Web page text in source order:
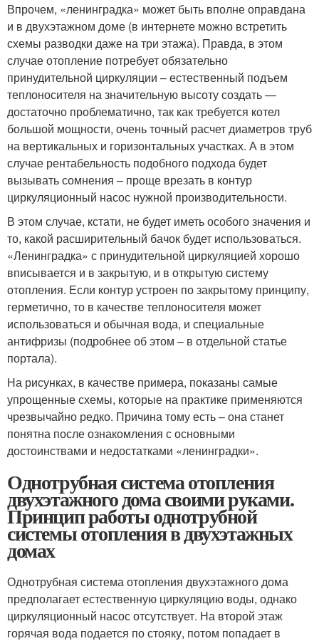
Впрочем, «ленинградка» может быть вполне оправдана
и в двухэтажном доме (в интернете можно встретить
схемы разводки даже на три этажа). Правда, в этом
случае отопление потребует обязательно
принудительной циркуляции – естественный подъем
теплоносителя на значительную высоту создать —
достаточно проблематично, так как требуется котел
большой мощности, очень точный расчет диаметров труб
на вертикальных и горизонтальных участках. А в этом
случае рентабельность подобного подхода будет
вызывать сомнения – проще врезать в контур
циркуляционный насос нужной производительности.
В этом случае, кстати, не будет иметь особого значения и
то, какой расширительный бачок будет использоваться.
«Ленинградка» с принудительной циркуляцией хорошо
вписывается и в закрытую, и в открытую систему
отопления. Если контур устроен по закрытому принципу,
герметично, то в качестве теплоносителя может
использоваться и обычная вода, и специальные
антифризы (подробнее об этом – в отдельной статье
портала).
На рисунках, в качестве примера, показаны самые
упрощенные схемы, которые на практике применяются
чрезвычайно редко. Причина тому есть – она станет
понятна после ознакомления с основными
достоинствами и недостатками «ленинградки».
Однотрубная система отопления
двухэтажного дома своими руками.
Принцип работы однотрубной
системы отопления в двухэтажных
домах
Однотрубная система отопления двухэтажного дома
предполагает естественную циркуляцию воды, однако
циркуляционный насос отсутствует. На второй этаж
горячая вода подается по стояку, потом попадает в